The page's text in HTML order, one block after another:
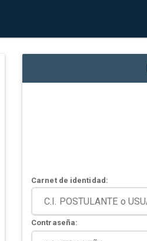
Carnet de identidad:
Contraseña: